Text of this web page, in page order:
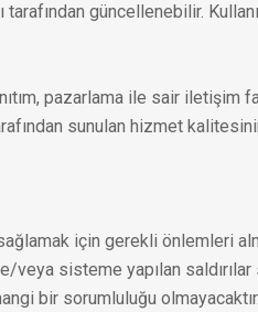
tarafından güncellenebilir.
pazarlama ile sair iletişim
sunulan hizmet
için gerekli önlemleri
sisteme yapılan
bir sorumluluğu olmayacaktır.